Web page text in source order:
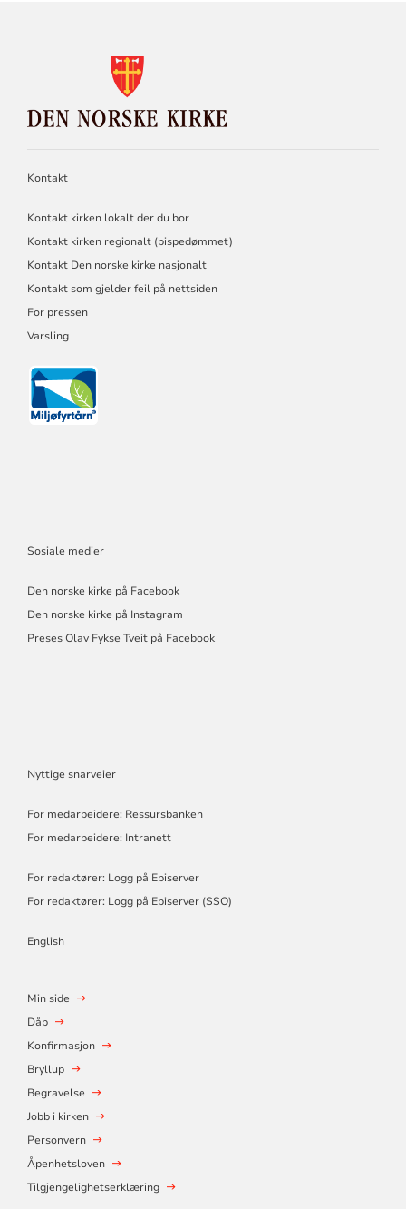
NORSKE
KIRKE
Kontakt
Kontakt kirken lokalt der du bor
Kontakt kirken regionalt (bispedømmet)
Kontakt Den norske kirke nasjonalt
Kontakt som gjelder feil på nettsiden
For pressen
Varsling
Sosiale medier
Den norske kirke på Facebook
Den norske kirke på Instagram
Preses Olav Fykse Tveit på Facebook
Nyttige snarveier
For medarbeidere: Ressursbanken
For medarbeidere: Intranett
For redaktører: Logg på Episerver
For redaktører: Logg på Episerver (SSO)
English
Min side
Dåp
Konfirmasjon
Bryllup
Begravelse
Jobb i kirken
Personvern
Åpenhetsloven
Tilgjengelighetserklæring